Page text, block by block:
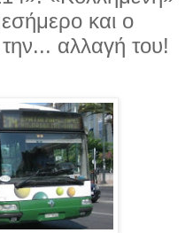
και ο
αλλαγή του!